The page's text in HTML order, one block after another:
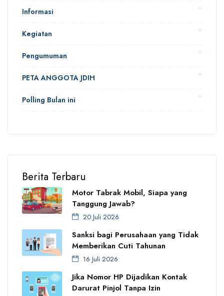
Informasi
Kegiatan
Pengumuman
PETA ANGGOTA JDIH
Polling Bulan ini
Berita Terbaru
Motor Tabrak Mobil, Siapa yang
Tanggung Jawab?
20 Juli 2026
Sanksi bagi Perusahaan yang Tidak
Memberikan Cuti Tahunan
16 Juli 2026
Jika Nomor HP Dijadikan Kontak
Darurat Pinjol Tanpa Izin